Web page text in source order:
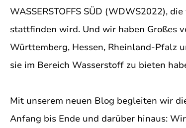
WASSERSTOFFS SÜD (WDWS2022),
stattfinden wird. Und wir haben Großes
Württemberg, Hessen, Rheinland-Pfalz
sie im Bereich Wasserstoff zu bieten
Mit unserem neuen Blog begleiten wir
Anfang bis Ende und darüber hinaus: